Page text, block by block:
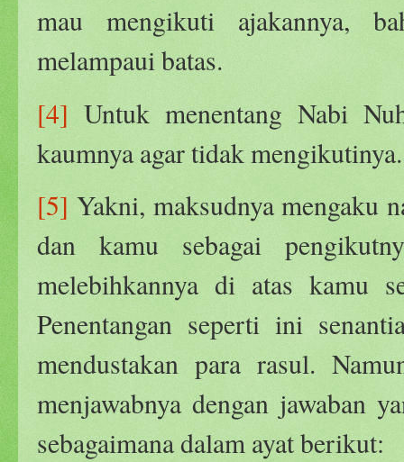
mau mengikuti ajakannya,
melampaui batas.
[4] Untuk menentang Nabi
kaumnya agar tidak mengikutinya.
[5] Yakni, maksudnya mengaku
dan kamu sebagai
melebihkannya di atas kamu
Penentangan seperti ini
mendustakan para rasul.
menjawabnya dengan jawaban
sebagaimana dalam ayat berikut: